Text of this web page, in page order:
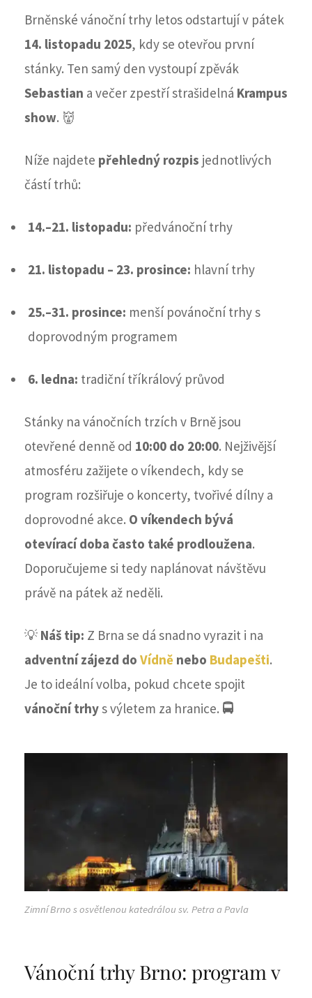
Brněnské vánoční trhy letos odstartují v pátek
14. listopadu 2025, kdy se otevřou první
stánky. Ten samý den vystoupí zpěvák
Sebastian a večer zpestří strašidelná Krampus
show. 👹
Níže najdete přehledný rozpis jednotlivých
částí trhů:
14.–21. listopadu: předvánoční trhy
21. listopadu – 23. prosince: hlavní trhy
25.–31. prosince: menší povánoční trhy s
doprovodným programem
6. ledna: tradiční tříkrálový průvod
Stánky na vánočních trzích v Brně jsou
otevřené denně od 10:00 do 20:00. Nejživější
atmosféru zažijete o víkendech, kdy se
program rozšiřuje o koncerty, tvořivé dílny a
doprovodné akce. O víkendech bývá
otevírací doba často také prodloužena.
Doporučujeme si tedy naplánovat návštěvu
právě na pátek až neděli.
💡 Náš tip: Z Brna se dá snadno vyrazit i na
adventní zájezd do Vídně nebo Budapešti.
Je to ideální volba, pokud chcete spojit
vánoční trhys výletem za hranice. 🚍
Zimní Brno s osvětlenou katedrálou sv. Petra a Pavla
Vánoční trhy Brno: program v